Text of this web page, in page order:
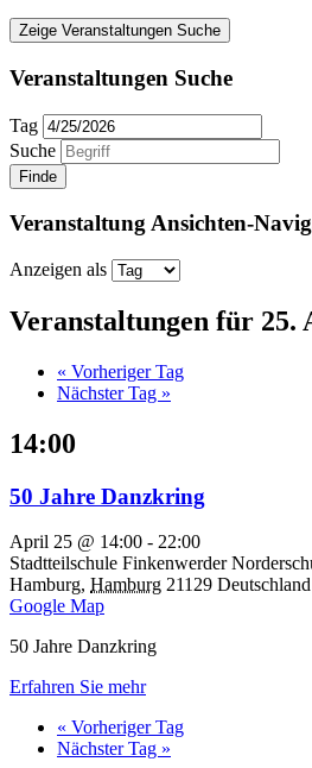
Zeige Veranstaltungen Suche
Veranstaltungen Suche
Tag
Suche
Veranstaltung Ansichten-
Anzeigen als
Veranstaltungen für 25.
« Vorheriger Tag
Nächster Tag »
14:00
50 Jahre Danzkring
April 25 @ 14:00 - 22:00
Stadtteilschule Finkenwerder
Hamburg, Hamburg 21129 Deutschland
Google Map
50 Jahre Danzkring
Erfahren Sie mehr
« Vorheriger Tag
Nächster Tag »